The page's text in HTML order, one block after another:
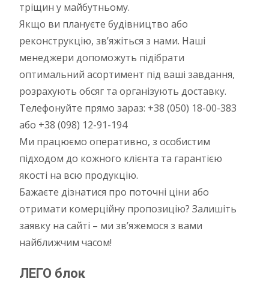
тріщин у майбутньому.
Якщо ви плануєте будівництво або
реконструкцію, зв’яжіться з нами. Наші
менеджери допоможуть підібрати
оптимальний асортимент під ваші завдання,
розрахують обсяг та організують доставку.
Телефонуйте прямо зараз: +38 (050) 18-00-383
або +38 (098) 12-91-194
Ми працюємо оперативно, з особистим
підходом до кожного клієнта та гарантією
якості на всю продукцію.
Бажаєте дізнатися про поточні ціни або
отримати комерційну пропозицію? Залишіть
заявку на сайті – ми зв’яжемося з вами
найближчим часом!
ЛЕГО блок